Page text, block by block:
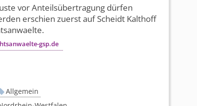
vor Anteilsübertragung dürfen
erschien zuerst auf Scheidt Kalthoff
gsp.de
Allgemein